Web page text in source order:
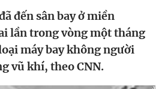
Magazine
đến sân bay ở miền
lần trong vòng một tháng
máy bay không người
vũ khí, theo CNN.